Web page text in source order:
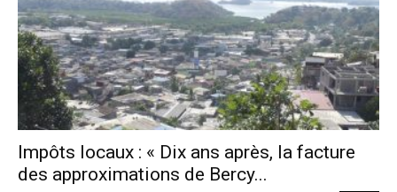
Impôts locaux : « Dix ans après, la facture
des approximations de Bercy...